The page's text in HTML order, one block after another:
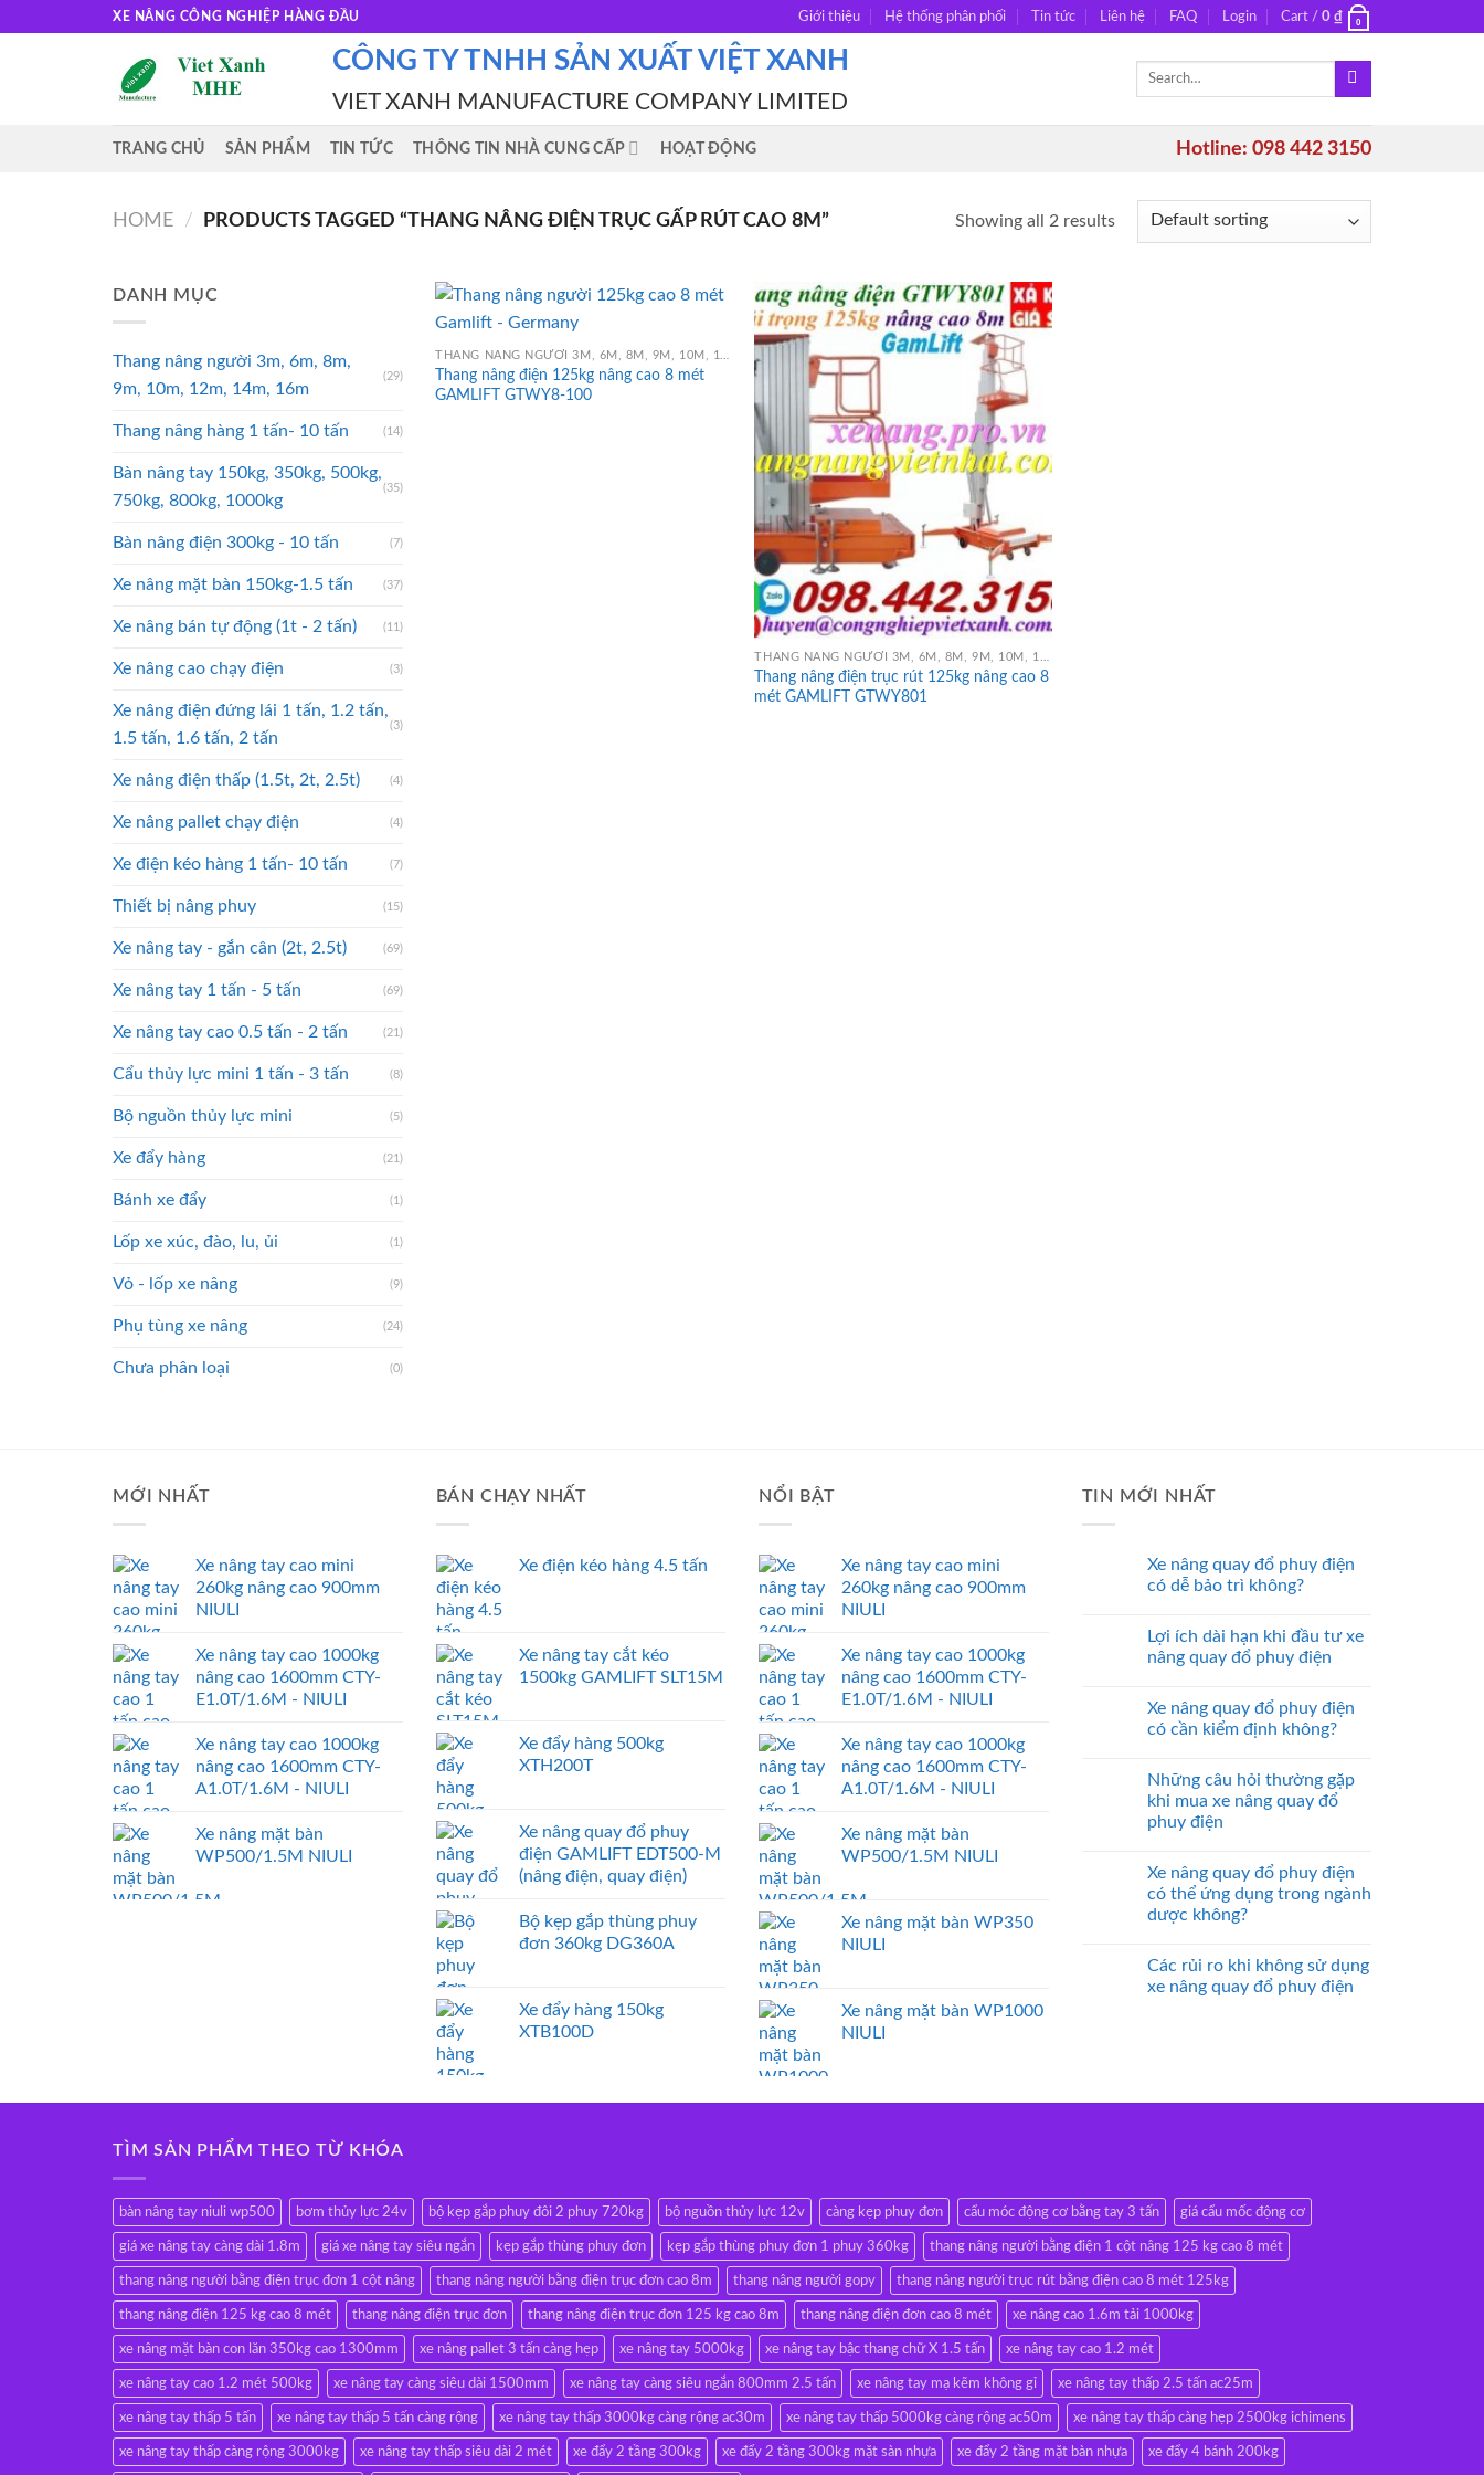
XE NÂNG CÔNG NGHIỆP HÀNG ĐẦU Giới thiệu Hệ thống phân phối Tin tức Liên hệ FAQ Login Cart / 0 ₫ 0
CÔNG TY TNHH SẢN XUẤT VIỆT XANH
VIET XANH MANUFACTURE COMPANY LIMITED
Search
TRANG CHỦ SẢN PHẨM TIN TỨC THÔNG TIN NHÀ CUNG CẤP HOẠT ĐỘNG Hotline: 098 442 3150
HOME / PRODUCTS TAGGED “THANG NÂNG ĐIỆN TRỤC GẤP RÚT CAO 8M” Showing all 2 results
DANH MỤC
Thang nâng người 3m, 6m, 8m,
9m, 10m, 12m, 14m, 16m
(29)
Thang nâng hàng 1 tấn- 10 tấn (14)
Bàn nâng tay 150kg, 350kg, 500kg,
750kg, 800kg, 1000kg
(35)
Bàn nâng điện 300kg - 10 tấn (7)
Xe nâng mặt bàn 150kg-1.5 tấn (37)
Xe nâng bán tự động (1t - 2 tấn) (11)
Xe nâng cao chạy điện (3)
Xe nâng điện đứng lái 1 tấn, 1.2 tấn,
1.5 tấn, 1.6 tấn, 2 tấn
(3)
Xe nâng điện thấp (1.5t, 2t, 2.5t) (4)
Xe nâng pallet chạy điện (4)
Xe điện kéo hàng 1 tấn- 10 tấn (7)
Thiết bị nâng phuy (15)
Xe nâng tay - gắn cân (2t, 2.5t) (69)
Xe nâng tay 1 tấn - 5 tấn (69)
Xe nâng tay cao 0.5 tấn - 2 tấn (21)
Cẩu thủy lực mini 1 tấn - 3 tấn (8)
Bộ nguồn thủy lực mini (5)
Xe đẩy hàng (21)
Bánh xe đẩy (1)
Lốp xe xúc, đào, lu, ủi (1)
Vỏ - lốp xe nâng (9)
Phụ tùng xe nâng (24)
Chưa phân loại (0)
Thang nâng điện 125kg nâng cao 8 mét
GAMLIFT GTWY8-100
Thang nâng điện trục rút 125kg nâng cao 8
mét GAMLIFT GTWY801
MỚI NHẤT
Xe nâng tay cao mini
260kg nâng cao 900mm
NIULI
Xe nâng tay cao 1000kg
nâng cao 1600mm CTY-
E1.0T/1.6M - NIULI
Xe nâng tay cao 1000kg
nâng cao 1600mm CTY-
A1.0T/1.6M - NIULI
Xe nâng mặt bàn
WP500/1.5M NIULI
BÁN CHẠY NHẤT
Xe điện kéo hàng 4.5 tấn
Xe nâng tay cắt kéo
1500kg GAMLIFT SLT15M
Xe đẩy hàng 500kg
XTH200T
Xe nâng quay đổ phuy
điện GAMLIFT EDT500-M
(nâng điện, quay điện)
Bộ kẹp gắp thùng phuy
đơn 360kg DG360A
Xe đẩy hàng 150kg
XTB100D
NỔI BẬT
Xe nâng tay cao mini
260kg nâng cao 900mm
NIULI
Xe nâng tay cao 1000kg
nâng cao 1600mm CTY-
E1.0T/1.6M - NIULI
Xe nâng tay cao 1000kg
nâng cao 1600mm CTY-
A1.0T/1.6M - NIULI
Xe nâng mặt bàn
WP500/1.5M NIULI
Xe nâng mặt bàn WP350
NIULI
Xe nâng mặt bàn WP1000
NIULI
TIN MỚI NHẤT
Xe nâng quay đổ phuy điện
có dễ bảo trì không?
Lợi ích dài hạn khi đầu tư xe
nâng quay đổ phuy điện
Xe nâng quay đổ phuy điện
có cần kiểm định không?
Những câu hỏi thường gặp
khi mua xe nâng quay đổ
phuy điện
Xe nâng quay đổ phuy điện
có thể ứng dụng trong ngành
dược không?
Các rủi ro khi không sử dụng
xe nâng quay đổ phuy điện
TÌM SẢN PHẨM THEO TỪ KHÓA
bàn nâng tay niuli wp500 bơm thủy lực 24v bộ kẹp gắp phuy đôi 2 phuy 720kg bộ nguồn thủy lực 12v càng kẹp phuy đơn cẩu móc động cơ bằng tay 3 tấn giá cẩu mốc động cơ
giá xe nâng tay càng dài 1.8m giá xe nâng tay siêu ngắn kẹp gắp thùng phuy đơn kẹp gắp thùng phuy đơn 1 phuy 360kg thang nâng người bằng điện 1 cột nâng 125 kg cao 8 mét
thang nâng người bằng điện trục đơn 1 cột nâng thang nâng người bằng điện trục đơn cao 8m thang nâng người gopy thang nâng người trục rút bằng điện cao 8 mét 125kg
thang nâng điện 125 kg cao 8 mét thang nâng điện trục đơn thang nâng điện trục đơn 125 kg cao 8m thang nâng điện đơn cao 8 mét xe nâng cao 1.6m tải 1000kg
xe nâng mặt bàn con lăn 350kg cao 1300mm xe nâng pallet 3 tấn càng hẹp xe nâng tay 5000kg xe nâng tay bậc thang chữ X 1.5 tấn xe nâng tay cao 1.2 mét
xe nâng tay cao 1.2 mét 500kg xe nâng tay càng siêu dài 1500mm xe nâng tay càng siêu ngắn 800mm 2.5 tấn xe nâng tay mạ kẽm không gỉ xe nâng tay thấp 2.5 tấn ac25m
xe nâng tay thấp 5 tấn xe nâng tay thấp 5 tấn càng rộng xe nâng tay thấp 3000kg càng rộng ac30m xe nâng tay thấp 5000kg càng rộng ac50m xe nâng tay thấp càng hẹp 2500kg ichimens
xe nâng tay thấp càng rộng 3000kg xe nâng tay thấp siêu dài 2 mét xe đẩy 2 tầng 300kg xe đẩy 2 tầng 300kg mặt sàn nhựa xe đẩy 2 tầng mặt bàn nhựa xe đẩy 4 bánh 200kg